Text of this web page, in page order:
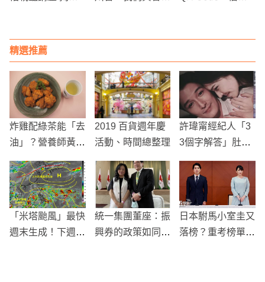
關
精選推薦
炸雞配綠茶能「去
油」？營養師黃意
2019 百貨週年慶
活動、時間總整理
許瑋甯經紀人「3
3個字解答」肚皮
「米塔颱風」最快
週末生成！下週最
統一集團董座：振
興券的政策如同全
日本駙馬小室圭又
落榜？重考榜單上